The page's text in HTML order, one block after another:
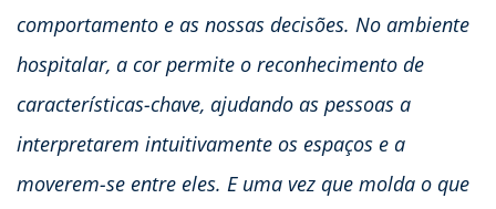
comportamento e as nossas decisões. No ambiente
hospitalar, a cor permite o reconhecimento de
características-chave, ajudando as pessoas a
interpretarem intuitivamente os espaços e a
moverem-se entre eles. E uma vez que molda o que